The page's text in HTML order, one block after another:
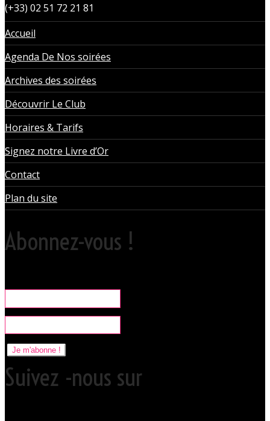
(+33) 02 51 72 21 81
Accueil
Agenda De Nos soirées
Archives des soirées
Découvrir Le Club
Horaires & Tarifs
Signez notre Livre d’Or
Contact
Plan du site
Abonnez-vous !
Je m'abonne !
Suivez -nous sur